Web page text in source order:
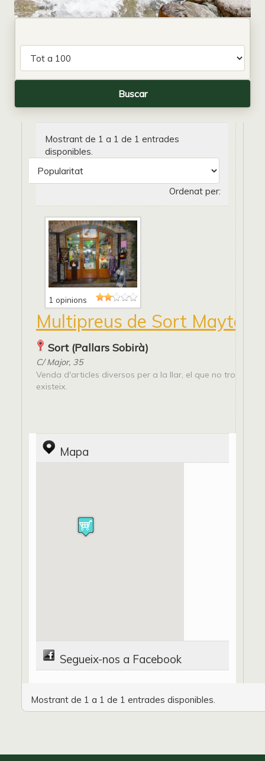
Mostrant de 1 a 1 de 1 entrades
disponibles.
Ordenat per:
1 opinions
Multipreus de Sort Mayte
Sort (Pallars Sobirà)
C/ Major, 35
Venda d'articles diversos per a la llar, el que no trobis
existeix.
Mapa
Segueix-nos a Facebook
Mostrant de 1 a 1 de 1 entrades disponibles.